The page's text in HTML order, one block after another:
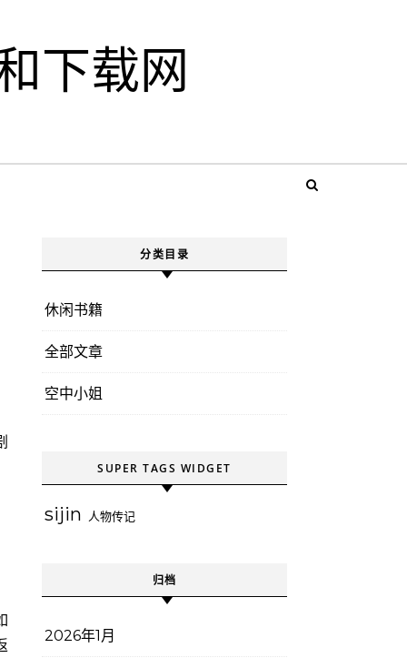
下载网
分类目录
休闲书籍
全部文章
空中小姐
SUPER TAGS WIDGET
sijin 人物传记
归档
2026年1月